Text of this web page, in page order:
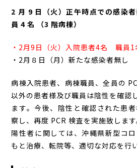
2 月 9 日（火）正午時点での感染
員 4 名 （3 階病棟）
・2月9日（火）入院患者4名 職員1
・2月８日（月）新たな感染者無し
病棟入院患者、病棟職員、全員の
以外の患者様及び職員は陰性を確認
ます。今後、陰性と確認された患
察し、再度 PCR 検査を実施致します
陽性者に関しては、沖縄県新型コ
もと治療、転院等、適切な対応を行